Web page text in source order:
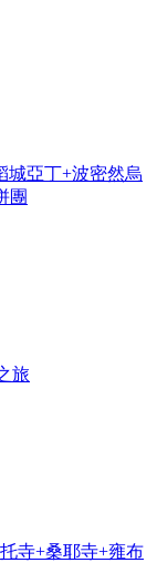
城亞丁+波密然烏
團
旅
寺+桑耶寺+雍布